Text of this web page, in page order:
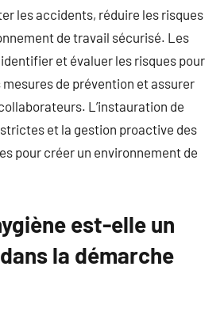
les accidents, réduire les risques
de travail sécurisé. Les
et évaluer les risques pour
de prévention et assurer
L’instauration de
et la gestion proactive des
pour créer un environnement de
est-elle un
la démarche